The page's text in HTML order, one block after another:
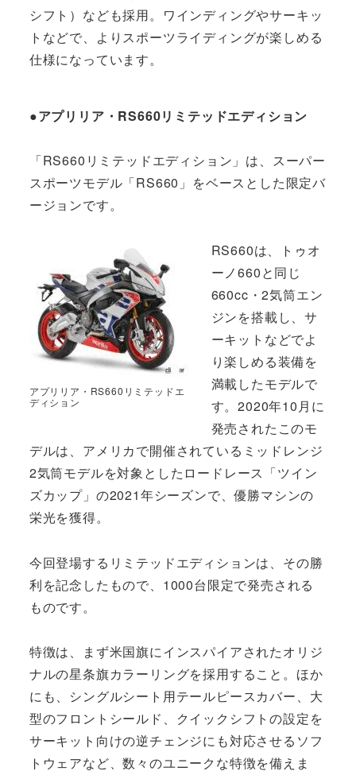
シフト）なども採用。ワインディングやサーキッ
トなどで、よりスポーツライディングが楽しめる
仕様になっています。
●アプリリア・RS660リミテッドエディション
「RS660リミテッドエディション」は、スーパー
スポーツモデル「RS660」をベースとした限定バ
ージョンです。
アプリリア・RS660リミテッドエ
ディション
RS660は、トゥオ
ーノ660と同じ
660cc・2気筒エン
ジンを搭載し、サ
ーキットなどでよ
り楽しめる装備を
満載したモデルで
す。2020年10月に
発売されたこのモ
デルは、アメリカで開催されているミッドレンジ
2気筒モデルを対象としたロードレース「ツイン
ズカップ」の2021年シーズンで、優勝マシンの
栄光を獲得。
今回登場するリミテッドエディションは、その勝
利を記念したもので、1000台限定で発売される
ものです。
特徴は、まず米国旗にインスパイアされたオリジ
ナルの星条旗カラーリングを採用すること。ほか
にも、シングルシート用テールピースカバー、大
型のフロントシールド、クイックシフトの設定を
サーキット向けの逆チェンジにも対応させるソフ
トウェアなど、数々のユニークな特徴を備えま